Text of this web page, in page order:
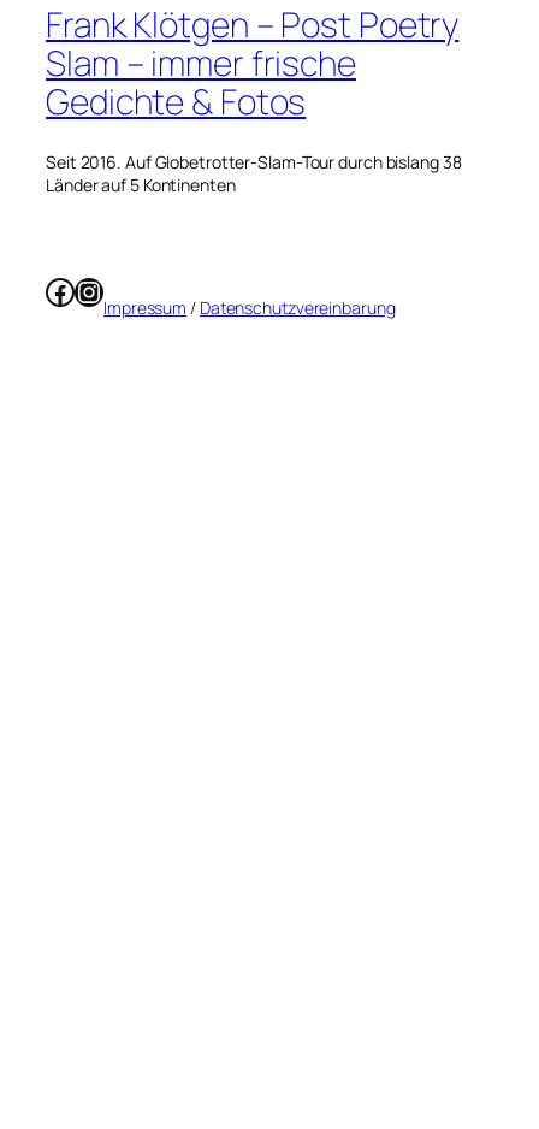
Frank Klötgen – Post Poetry
Slam – immer frische
Gedichte & Fotos
Seit 2016. Auf Globetrotter-Slam-Tour durch bislang 38
Länder auf 5 Kontinenten
Facebook
Instagram
Impressum / Datenschutzvereinbarung